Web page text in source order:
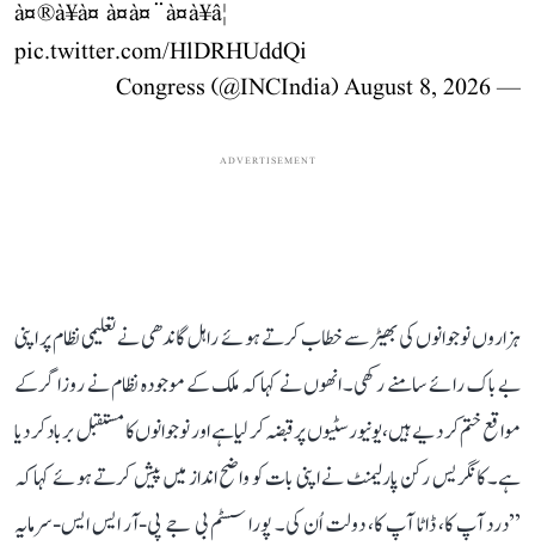
à¤®à¥à¤ à¤à¤¨à¤à¥â¦
pic.twitter.com/HlDRHUddQi
— Congress (@INCIndia)
August 8, 2026
ADVERTISEMENT
ہزاروں نوجوانوں کی بھیڑ سے خطاب کرتے ہوئے راہل گاندھی نے تعلیمی نظام پر اپنی
بے باک رائے سامنے رکھی۔ انھوں نے کہا کہ ملک کے موجودہ نظام نے روزاگر کے
مواقع ختم کر دیے ہیں، یونیورسٹیوں پر قبضہ کر لیا ہے اور نوجوانوں کا مستقبل برباد کر دیا
ہے۔ کانگریس رکن پارلیمنٹ نے اپنی بات کو واضح انداز میں پیش کرتے ہوئے کہا کہ
’’درد آپ کا، ڈاٹا آپ کا، دولت اُن کی۔ پورا سسٹم بی جے پی-آر ایس ایس-سرمایہ